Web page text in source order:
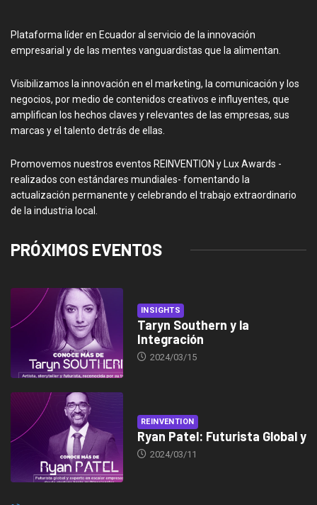
Plataforma líder en Ecuador al servicio de la innovación
empresarial y de las mentes vanguardistas que la alimentan.
Visibilizamos la innovación en el marketing, la comunicación y los
negocios, por medio de contenidos creativos e influyentes, que
amplifican los hechos claves y relevantes de las empresas, sus
marcas y el talento detrás de ellas.
Promovemos nuestros eventos REINVENTION y Lux Awards -
realizados con estándares mundiales- fomentando la
actualización permanente y celebrando el trabajo extraordinario
de la industria local.
PRÓXIMOS EVENTOS
INSIGHTS
Taryn Southern y la
Integración
2024/03/15
REINVENTION
Ryan Patel: Futurista Global y
2024/03/11